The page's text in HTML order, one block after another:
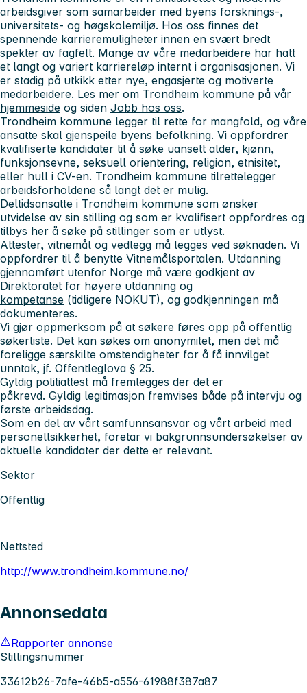
arbeidsgiver som samarbeider med byens forsknings-,
universitets- og høgskolemiljø. Hos oss finnes det
spennende karrieremuligheter innen en svært bredt
spekter av fagfelt. Mange av våre medarbeidere har hatt
et langt og variert karriereløp internt i organisasjonen. Vi
er stadig på utkikk etter nye, engasjerte og motiverte
medarbeidere. Les mer om Trondheim kommune på vår
hjemmeside og siden Jobb hos oss.
Trondheim kommune legger til rette for mangfold, og våre
ansatte skal gjenspeile byens befolkning. Vi oppfordrer
kvalifiserte kandidater til å søke uansett alder, kjønn,
funksjonsevne, seksuell orientering, religion, etnisitet,
eller hull i CV-en. Trondheim kommune tilrettelegger
arbeidsforholdene så langt det er mulig.
Deltidsansatte i Trondheim kommune som ønsker
utvidelse av sin stilling og som er kvalifisert oppfordres og
tilbys her å søke på stillinger som er utlyst.
Attester, vitnemål og vedlegg må legges ved søknaden. Vi
oppfordrer til å benytte Vitnemålsportalen. Utdanning
gjennomført utenfor Norge må være godkjent av
Direktoratet for høyere utdanning og
kompetanse (tidligere NOKUT), og godkjenningen må
dokumenteres.
Vi gjør oppmerksom på at søkere føres opp på offentlig
søkerliste. Det kan søkes om anonymitet, men det må
foreligge særskilte omstendigheter for å få innvilget
unntak, jf. Offentleglova § 25.
Gyldig politiattest må fremlegges der det er
påkrevd. Gyldig legitimasjon fremvises både på intervju og
første arbeidsdag.
Som en del av vårt samfunnsansvar og vårt arbeid med
personellsikkerhet, foretar vi bakgrunnsundersøkelser av
aktuelle kandidater der dette er relevant.
Sektor
Offentlig
Nettsted
http://www.trondheim.kommune.no/
Annonsedata
Rapporter annonse
Stillingsnummer
33612b26-7afe-46b5-a556-61988f387a87